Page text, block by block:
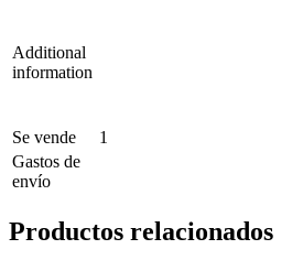
Additional
information
Se vende
1
Gastos de
envío
Productos relacionados